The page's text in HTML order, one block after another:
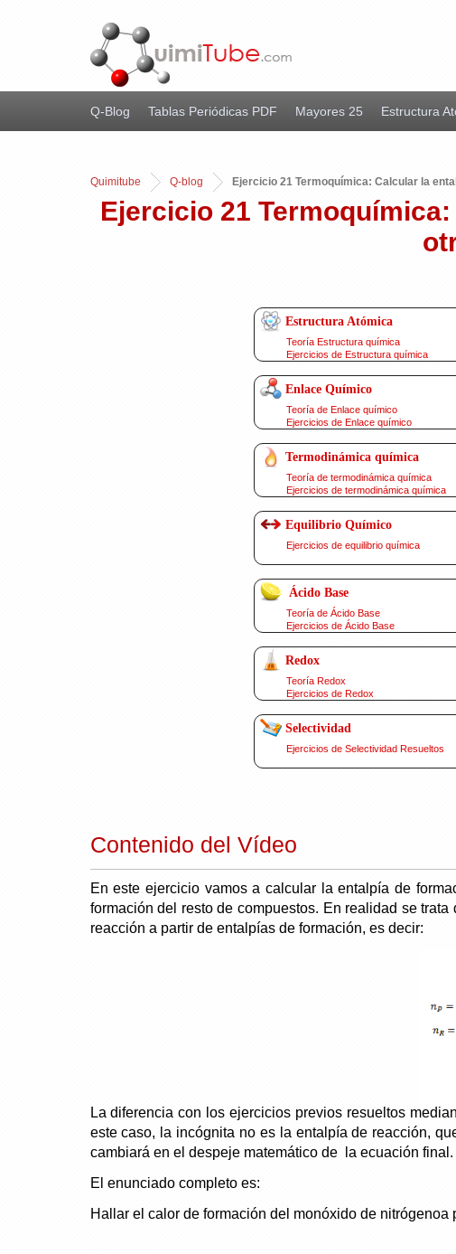
Q-Blog Tablas Periódicas PDF Mayores 25 Estructura
Quimitube Q-blog Ejercicio 21 Termoquímica: Calcular la
Ejercicio 21
Estructura Atómica
Teoría Estructura química
Ejercicios de Estructura química
Enlace Químico
Teoría de Enlace químico
Ejercicios de Enlace químico
Termodinámica química
Teoría de termodinámica química
Ejercicios de termodinámica química
Equilibrio Químico
Ejercicios de equilibrio química
Ácido Base
Teoría de Ácido Base
Ejercicios de Ácido Base
Redox
Teoría Redox
Ejercicios de Redox
Selectividad
Ejercicios de Selectividad Resueltos
Contenido del Vídeo
En este ejercicio vamos a calcular la entalpía de
formación del resto de compuestos. En realidad se
reacción a partir de entalpías de formación, es decir:
La diferencia con los ejercicios previos resueltos
este caso, la incógnita no es la entalpía de reacción,
cambiará en el despeje matemático de la ecuación final.
El enunciado completo es:
Hallar el calor de formación del monóxido de